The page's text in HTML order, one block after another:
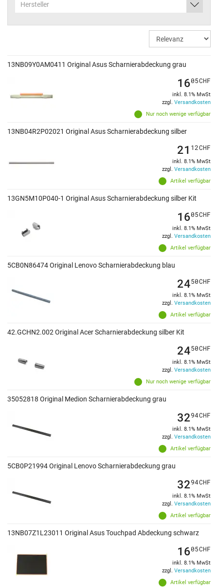
Hersteller
13NB09Y0AM0411 Original Asus Scharnierabdeckung grau
Nur noch wenige verfügbar
1605CHF
inkl. 8.1% MwSt
zzgl. Versandkosten
13NB04R2P02021 Original Asus Scharnierabdeckung silber
Artikel verfügbar
21 12CHF
inkl. 8.1% MwSt
zzgl. Versandkosten
13GN5M10P040-1 Original Asus Scharnierabdeckung silber Kit
Artikel verfügbar
1605CHF
inkl. 8.1% MwSt
zzgl. Versandkosten
5CB0N86474 Original Lenovo Scharnierabdeckung blau
Artikel verfügbar
2450CHF
inkl. 8.1% MwSt
zzgl. Versandkosten
42.GCHN2.002 Original Acer Scharnierabdeckung silber Kit
Nur noch wenige verfügbar
2450CHF
inkl. 8.1% MwSt
zzgl. Versandkosten
35052818 Original Medion Scharnierabdeckung grau
Artikel verfügbar
3294CHF
inkl. 8.1% MwSt
zzgl. Versandkosten
5CB0P21994 Original Lenovo Scharnierabdeckung grau
Artikel verfügbar
3294CHF
inkl. 8.1% MwSt
zzgl. Versandkosten
13NB07Z1L23011 Original Asus Touchpad Abdeckung schwarz
Artikel verfügbar
1605CHF
inkl. 8.1% MwSt
zzgl. Versandkosten